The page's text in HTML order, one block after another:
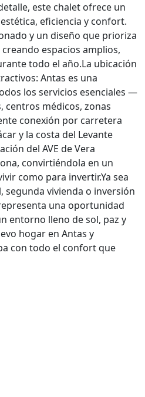
este chalet ofrece un
eficiencia y confort.
y un diseño que prioriza
espacios amplios,
todo el año.La ubicación
Antas es una
los servicios esenciales —
centros médicos, zonas
conexión por carretera
y la costa del Levante
del AVE de Vera
convirtiéndola en un
como para invertir.Ya sea
segunda vivienda o inversión
una oportunidad
entorno lleno de sol, paz y
hogar en Antas y
con todo el confort que